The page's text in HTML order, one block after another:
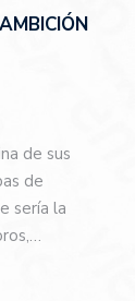
de sus
de
sería la